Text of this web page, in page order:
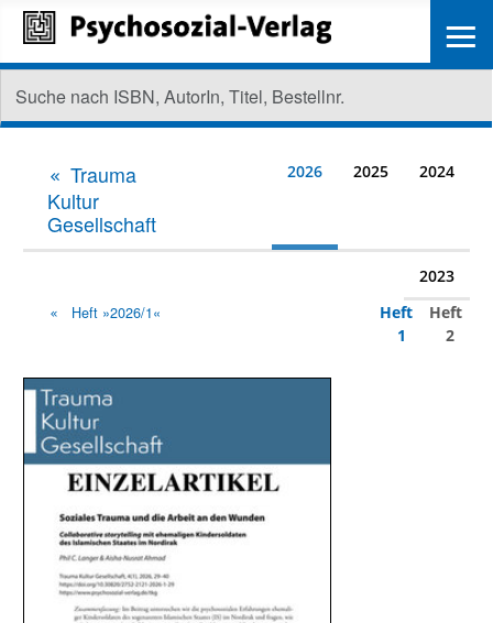
Trauma
Kultur
Gesellschaft
2026 2025 2024
2023
Heft »2026/1«
Heft
1
Heft
2
≡